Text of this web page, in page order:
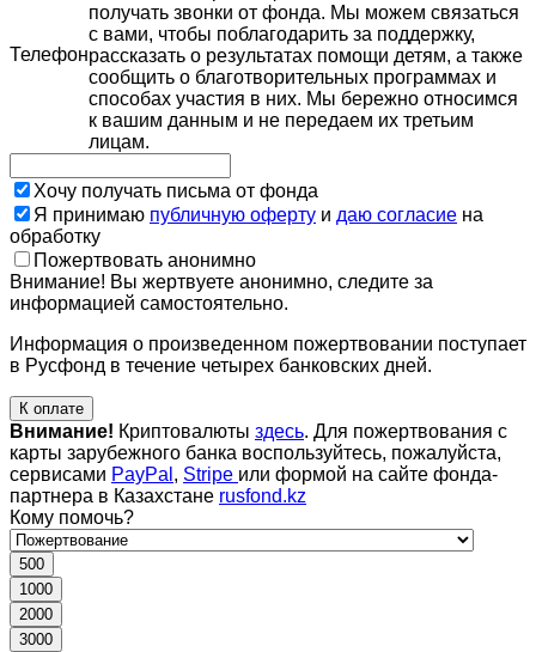
Телефон
получать звонки от фонда. Мы можем связаться
с вами, чтобы поблагодарить за поддержку,
рассказать о результатах помощи детям, а также
сообщить о благотворительных программах и
способах участия в них. Мы бережно относимся
к вашим данным и не передаем их третьим
лицам.
Хочу получать письма от фонда
Я принимаю публичную оферту и даю согласие на
обработку
Пожертвовать анонимно
Внимание! Вы жертвуете анонимно, следите за
информацией самостоятельно.
Информация о произведенном пожертвовании поступает
в Русфонд в течение четырех банковских дней.
К оплате
Внимание! Криптовалюты здесь. Для пожертвования с
карты зарубежного банка воспользуйтесь, пожалуйста,
сервисами PayPal , Stripe или формой на сайте фонда-
партнера в Казахстане rusfond.kz
Кому помочь?
500
1000
2000
3000